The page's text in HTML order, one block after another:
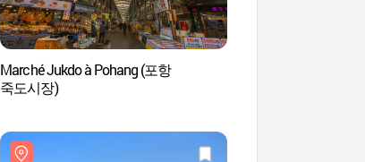
Marché Jukdo à Pohang (포항
죽도시장)